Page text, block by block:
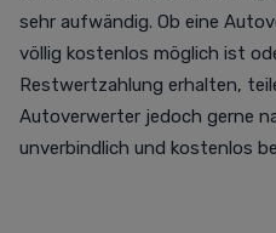
sehr aufwändig. Ob eine
völlig kostenlos möglich ist
Restwertzahlung erhalten,
Autoverwerter jedoch gerne
unverbindlich und kostenlos